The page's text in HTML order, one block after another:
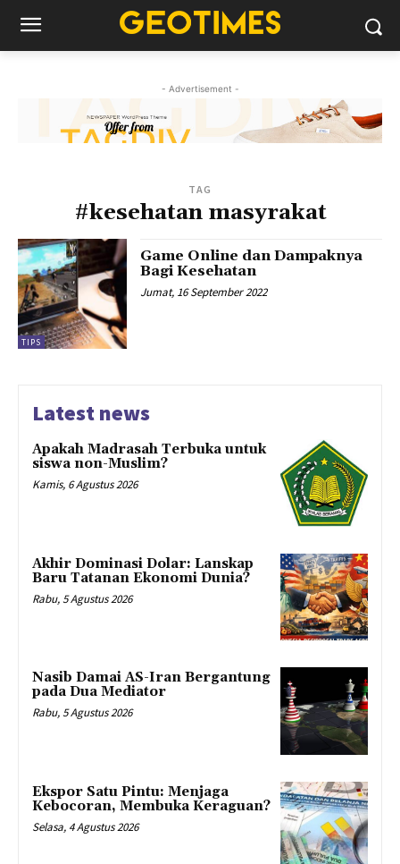
- Advertisement -
TAG
#kesehatan masyrakat
TIPS
Game Online dan Dampaknya
Bagi Kesehatan
Jumat, 16 September 2022
Latest news
Apakah Madrasah Terbuka untuk
siswa non-Muslim?
Kamis, 6 Agustus 2026
Akhir Dominasi Dolar: Lanskap
Baru Tatanan Ekonomi Dunia?
Rabu, 5 Agustus 2026
Nasib Damai AS-Iran Bergantung
pada Dua Mediator
Rabu, 5 Agustus 2026
Ekspor Satu Pintu: Menjaga
Kebocoran, Membuka Keraguan?
Selasa, 4 Agustus 2026